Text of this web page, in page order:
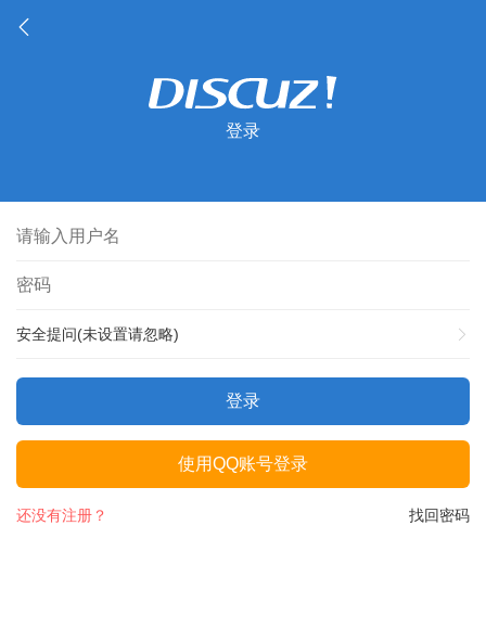
登录
安全提问(未设置请忽略)
登录
使用QQ账号登录
找回密码
还没有注册？